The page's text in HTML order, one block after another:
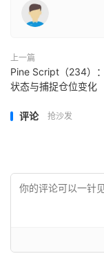
上一篇
Pine Script（234）
状态与捕捉仓位变化
评论 抢沙发